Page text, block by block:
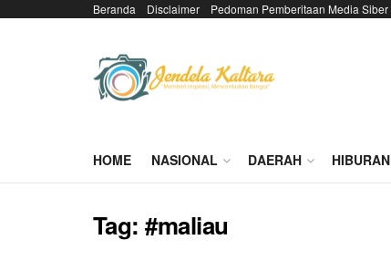
Beranda Disclaimer Pedoman Pemberitaan Media Siber
HOME NASIONAL DAERAH HIBURAN
Tag:#maliau